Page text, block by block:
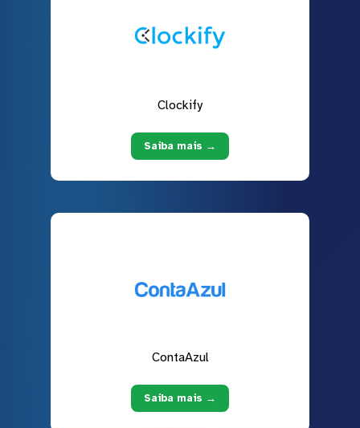
Clockify
Saiba mais →
ContaAzul
Saiba mais →